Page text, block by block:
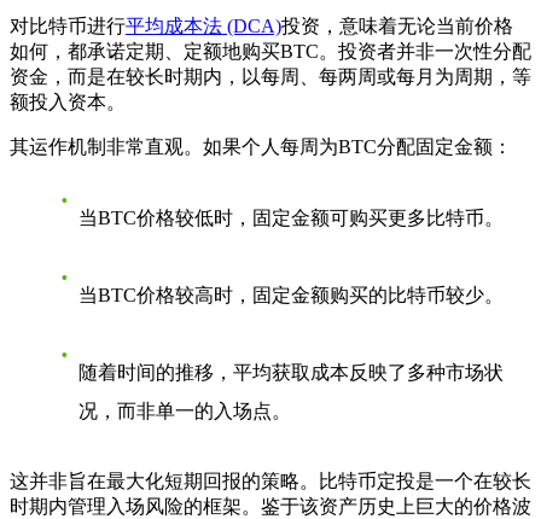
对比特币进行平均成本法 (DCA)投资，意味着无论当前价格
如何，都承诺定期、定额地购买BTC。投资者并非一次性分配
资金，而是在较长时期内，以每周、每两周或每月为周期，等
额投入资本。
其运作机制非常直观。如果个人每周为BTC分配固定金额：
当BTC价格较低时，固定金额可购买更多比特币。
当BTC价格较高时，固定金额购买的比特币较少。
随着时间的推移，平均获取成本反映了多种市场状
况，而非单一的入场点。
这并非旨在最大化短期回报的策略。比特币定投是一个在较长
时期内管理入场风险的框架。鉴于该资产历史上巨大的价格波